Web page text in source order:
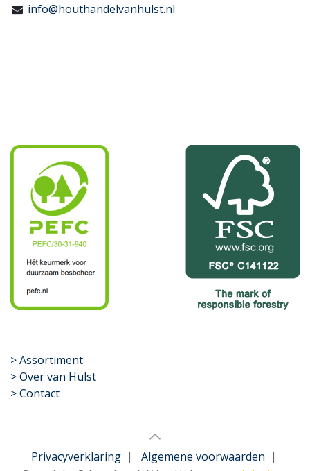
info@houthandelvanhulst.nl
​>Assortiment
> Over van Hulst
> Contact
Privacyverklaring| Algemene voorwaarden |